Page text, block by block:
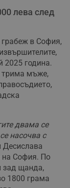
лева след
в София,
2025 година.
трима мъже,
двама се
насочва с
Десислава
на София. По
зад щанда,
1800 грама